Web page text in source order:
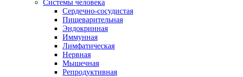
Системы человека
Сердечно-сосудистая
Пищеварительная
Эндокринная
Иммунная
Лимфатическая
Нервная
Мышечная
Репродуктивная